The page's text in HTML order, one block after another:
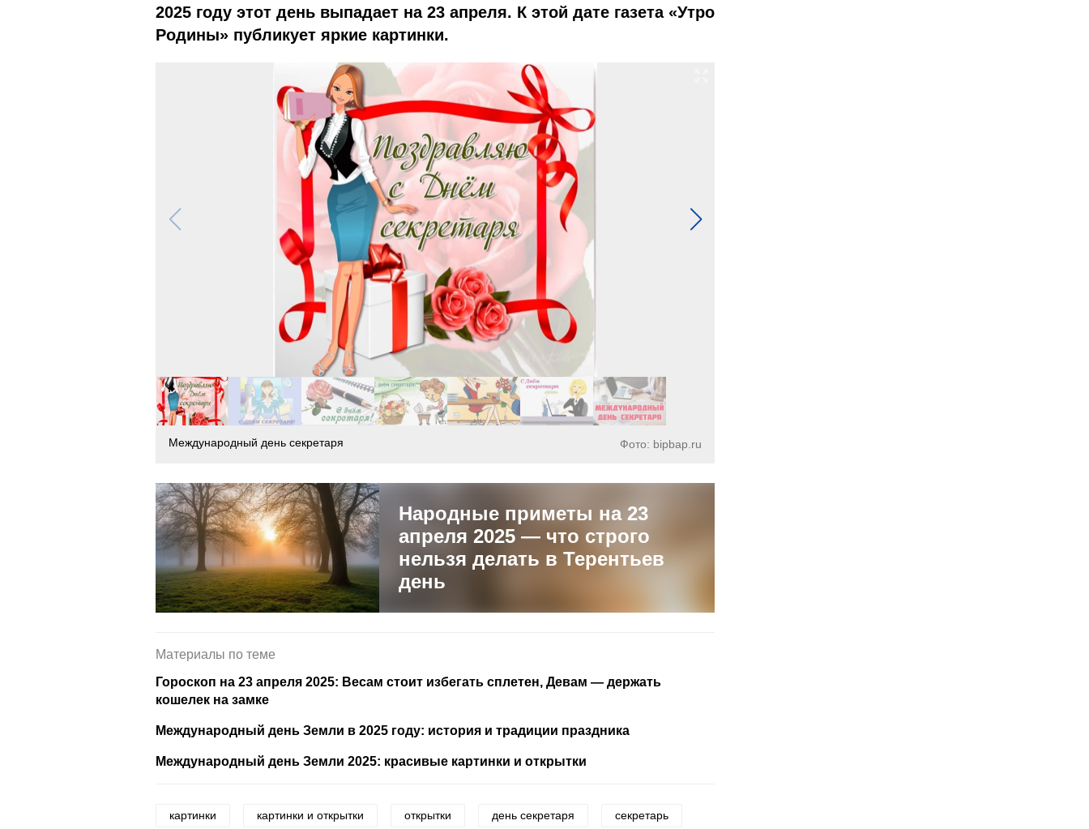
2025 году этот день выпадает на 23 апреля. К этой дате газета «Утро
Родины» публикует яркие картинки.
Международный день секретаря Фото: bipbap.ru
Народные приметы на 23
апреля 2025 — что строго
нельзя делать в Терентьев
день
Материалы по теме
Гороскоп на 23 апреля 2025: Весам стоит избегать сплетен, Девам — держать
кошелек на замке
Международный день Земли в 2025 году: история и традиции праздника
Международный день Земли 2025: красивые картинки и открытки
картинки картинки и открытки открытки день секретаря секретарь